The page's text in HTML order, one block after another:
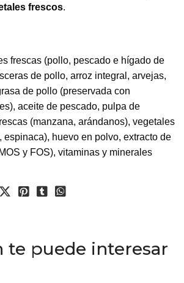
frescos.
frescas (pollo, pescado e hígado de
de pollo, arroz integral, arvejas,
de pollo (preservada con
aceite de pescado, pulpa de
(manzana, arándanos), vegetales
espinaca), huevo en polvo, extracto de
y FOS), vitaminas y minerales
te puede interesar